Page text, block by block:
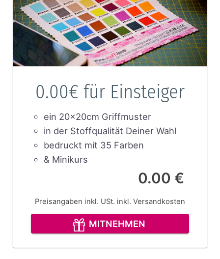
0.00€ für Einsteiger
ein 20x20cm Griffmuster
in der Stoffqualität Deiner Wahl
bedruckt mit 35 Farben
& Minikurs
0.00 €
Preisangaben inkl. USt. inkl. Versandkosten
MITNEHMEN